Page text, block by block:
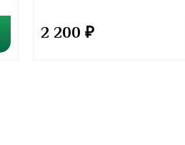
2 200 ₽